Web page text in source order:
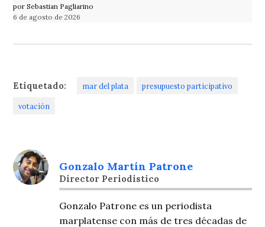
por Sebastian Pagliarino
6 de agosto de 2026
Etiquetado: mar del plata presupuesto participativo
votación
Gonzalo Martín Patrone
Director Periodistico
Gonzalo Patrone es un periodista
marplatense con más de tres décadas de